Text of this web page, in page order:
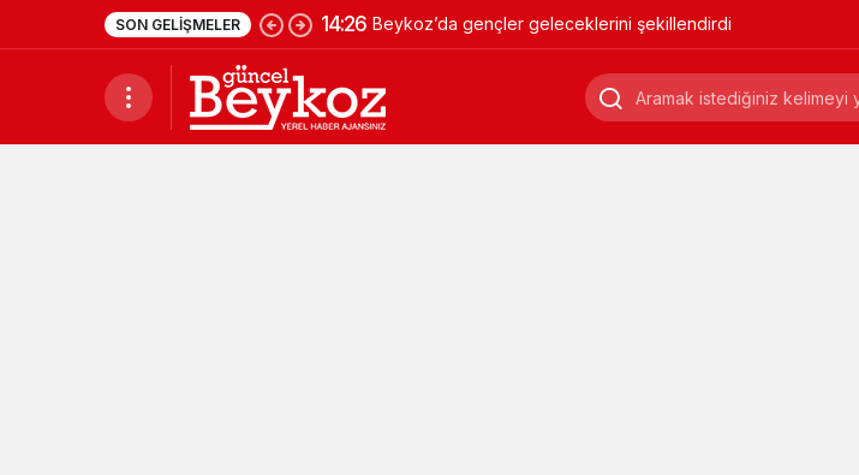
SON GELIŞMELER 14:26 Beykoz’da gençler geleceklerini şekillendirdi